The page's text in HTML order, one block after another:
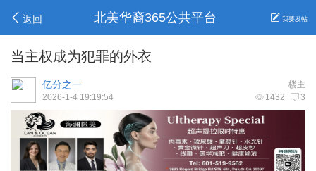
返回 北美华裔365公共平台 我要发帖
当主权成为犯罪的外衣
楼主
亿分之一
1432 3
2026-1-4 19:19:54